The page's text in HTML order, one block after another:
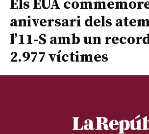
Els EUA
aniversari dels
l’11-S amb un
2.977 víctimes